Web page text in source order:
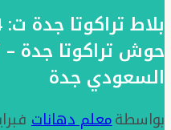
حوش تراكوتا جدة –
السعودي جدة
بواسطةمعلم دهانات فبراير